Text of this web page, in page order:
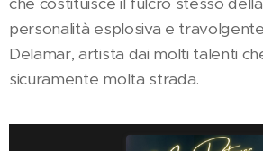
personalità esplosiva e
Delamar, artista dai molti talenti
sicuramente molta strada.